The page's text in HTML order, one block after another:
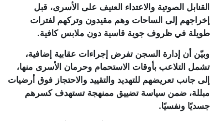
القنابل الصوتية والاعتداء العنيف على الأسرى، قبل
إخراجهم إلى الساحات وهم مقيدون وتركهم لفترات
طويلة في ظروف جوية قاسية دون ملابس كافية.
وبيّن أن إدارة السجن تفرض إجراءات عقابية إضافية،
تشمل التلاعب بأوقات الاستحمام وحرمان الأسرى منها،
إلى جانب تعريضهم للتهديد والتقييد والاحتجاز فوق أرضيات
مبللة، ضمن سياسة تضييق ممنهجة تستهدف كسرهم
جسديًا ونفسيًا.